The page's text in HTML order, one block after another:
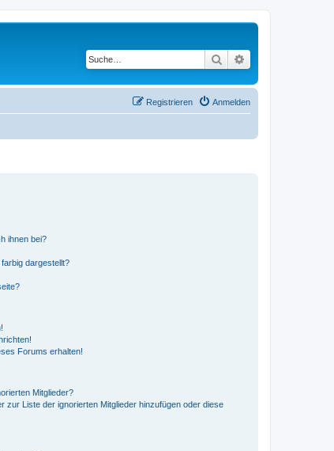
Suche
Anmelden
Registrieren
ihnen bei?
dargestellt?
Forums erhalten!
Mitglieder?
zur Liste der ignorierten Mitglieder hinzufügen oder diese